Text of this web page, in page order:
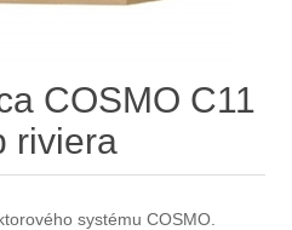
COSMO C11
riviera
systému COSMO.